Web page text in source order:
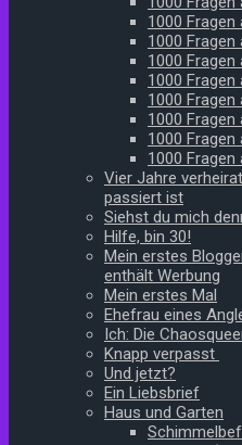
1000
1000
1000
1000
1000
1000
1000
1000
Vier Jahre
passiert ist
Siehst du mich
Hilfe, bin 30!
Mein erstes
enthält Werbung
Mein erstes Mal
Ehefrau eines
Ich: Die
Knapp verpasst
Und jetzt?
Ein Liebsbrief
Haus und Garten